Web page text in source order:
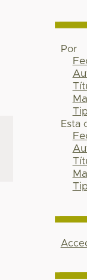
Por
Esta